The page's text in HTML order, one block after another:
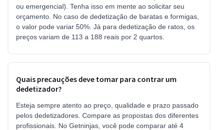
ou emergencial). Tenha isso em mente ao solicitar seu
orçamento. No caso de dedetização de baratas e formigas,
o valor pode variar 50%. Já para dedetização de ratos, os
preços variam de 113 a 188 reais por 2 quartos.
Quais precauções deve tomar para contrar um
dedetizador?
Esteja sempre atento ao preço, qualidade e prazo passado
pelos dedetizadores. Compare as propostas dos diferentes
profissionais. No Getninjas, você pode comparar até 4